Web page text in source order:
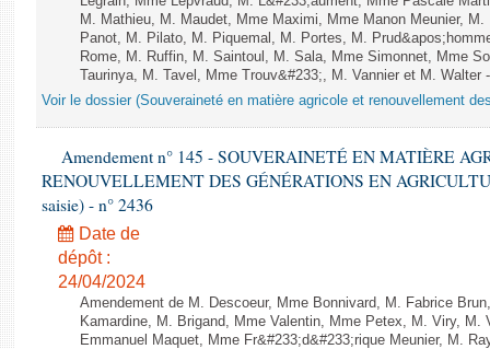
M. Mathieu, M. Maudet, Mme Maximi, Mme Manon Meunier,
Panot, M. Pilato, M. Piquemal, M. Portes, M.
Rome, M. Ruffin, M. Saintoul, M. Sala, Mme Simonnet, Mme
Taurinya, M. Tavel, Mme Trouv&#233;, M. Vannier et M.
Voir le dossier (Souveraineté en matière agricole et renouvellement
Amendement n° 145 - SOUVERAINETÉ EN MATIÈRE
RENOUVELLEMENT DES GÉNÉRATIONS EN
saisie) - n° 2436
Date de
dépôt :
24/04/2024
Amendement de M. Descoeur, Mme Bonnivard, M. Fabrice
Kamardine, M. Brigand, Mme Valentin, Mme Petex, M. Viry,
Emmanuel Maquet, Mme Fr&#233;d&#233;rique Meunier, M.